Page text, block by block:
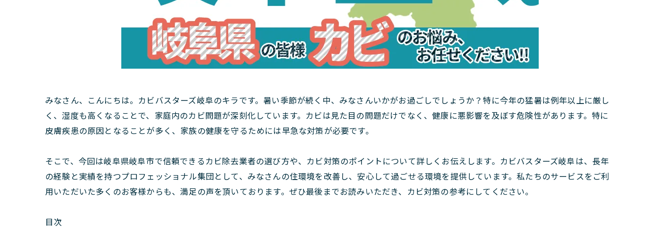
みなさん、こんにちは。カビバスターズ岐阜のキラです。暑い季節が続く中、みなさんいかがお過ごしでしょうか？特に今年の猛暑は例年以上に厳し
く、湿度も高くなることで、家庭内のカビ問題が深刻化しています。カビは見た目の問題だけでなく、健康に悪影響を及ぼす危険性があります。特に
皮膚疾患の原因となることが多く、家族の健康を守るためには早急な対策が必要です。
そこで、今回は岐阜県岐阜市で信頼できるカビ除去業者の選び方や、カビ対策のポイントについて詳しくお伝えします。カビバスターズ岐阜は、長年
の経験と実績を持つプロフェッショナル集団として、みなさんの住環境を改善し、安心して過ごせる環境を提供しています。私たちのサービスをご利
用いただいた多くのお客様からも、満足の声を頂いております。ぜひ最後までお読みいただき、カビ対策の参考にしてください。
目次